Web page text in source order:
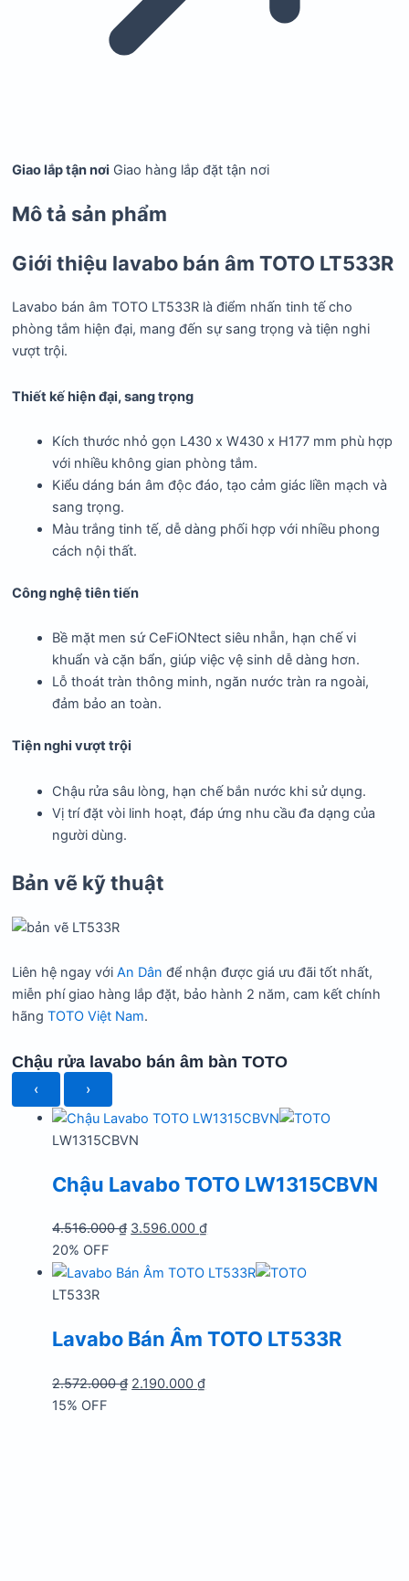
Giao lắp tận nơi Giao hàng lắp đặt tận nơi
Mô tả sản phẩm
Giới thiệu lavabo bán âm TOTO LT533R
Lavabo bán âm TOTO LT533R là điểm nhấn tinh tế cho
phòng tắm hiện đại, mang đến sự sang trọng và tiện nghi
vượt trội.
Thiết kế hiện đại, sang trọng
Kích thước nhỏ gọn L430 x W430 x H177 mm phù hợp
với nhiều không gian phòng tắm.
Kiểu dáng bán âm độc đáo, tạo cảm giác liền mạch và
sang trọng.
Màu trắng tinh tế, dễ dàng phối hợp với nhiều phong
cách nội thất.
Công nghệ tiên tiến
Bề mặt men sứ CeFiONtect siêu nhẵn, hạn chế vi
khuẩn và cặn bẩn, giúp việc vệ sinh dễ dàng hơn.
Lỗ thoát tràn thông minh, ngăn nước tràn ra ngoài,
đảm bảo an toàn.
Tiện nghi vượt trội
Chậu rửa sâu lòng, hạn chế bắn nước khi sử dụng.
Vị trí đặt vòi linh hoạt, đáp ứng nhu cầu đa dạng của
người dùng.
Bản vẽ kỹ thuật
Liên hệ ngay vớiAn Dân để nhận được giá ưu đãi tốt nhất,
miễn phí giao hàng lắp đặt, bảo hành 2 năm, cam kết chính
hãngTOTO Việt Nam.
Chậu rửa lavabo bán âm bàn TOTO
‹ ›
LW1315CBVN
Chậu Lavabo TOTO LW1315CBVN
4.516.000₫ Giá
là:
3.596.000₫Giá
tại
20% OFF
LT533R
Lavabo Bán Âm TOTO LT533R
2.572.000₫ Giá
2.190.000₫Giá
15% OFF